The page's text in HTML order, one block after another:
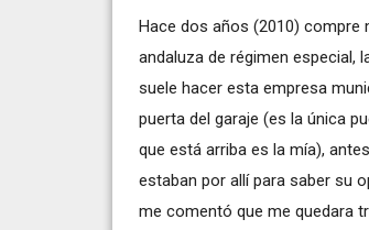
Hace dos años (2010) compre
andaluza de régimen especial,
suele hacer esta empresa
puerta del garaje (es la única
que está arriba es la mía),
estaban por allí para saber su
me comentó que me quedara